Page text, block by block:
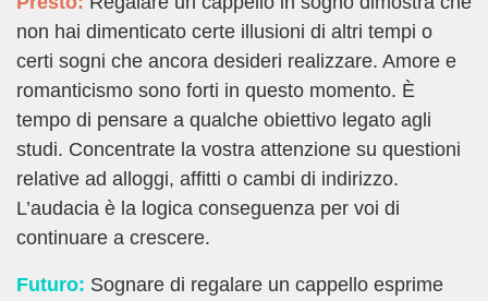
non hai dimenticato certe illusioni di altri tempi o
certi sogni che ancora desideri realizzare. Amore e
romanticismo sono forti in questo momento. È
tempo di pensare a qualche obiettivo legato agli
studi. Concentrate la vostra attenzione su questioni
relative ad alloggi, affitti o cambi di indirizzo.
L’audacia è la logica conseguenza per voi di
continuare a crescere.
Futuro: Sognare di regalare un cappello esprime